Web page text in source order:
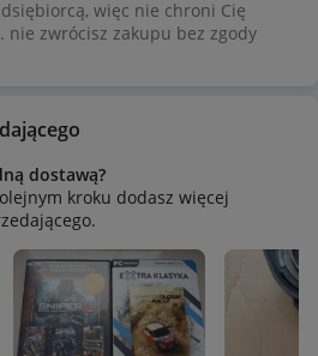
Ursus
T-25.
ciągnika na miejscu i
sprawdzenia prasy.
więc nie chroni Cię
nie zwrócisz zakupu bez zgody
dostawą?
kroku dodasz więcej